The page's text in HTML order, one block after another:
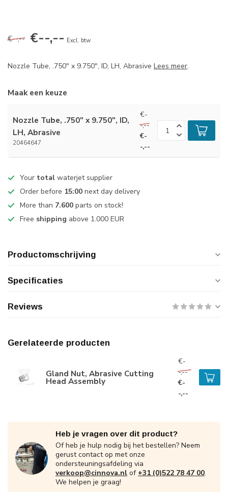
€--,-- €--,-- Excl. btw
Nozzle Tube, .750" x 9.750", ID, LH, Abrasive Lees meer.
Maak een keuze
Nozzle Tube, .750" x 9.750", ID,
LH, Abrasive
20464647
€-
-,--
€-
-,--
Your total waterjet supplier
Order before 15:00 next day delivery
More than 7.600 parts on stock!
Free shipping above 1.000 EUR
Productomschrijving
Specificaties
Reviews
Gerelateerde producten
Gland Nut, Abrasive Cutting
Head Assembly
€-
-,--
€-
-,--
Heb je vragen over dit product?
Of heb je hulp nodig bij het bestellen? Neem
gerust contact op met onze
ondersteuningsafdeling via
verkoop@cinnova.nl of +31 (0)522 78 47 00.
We helpen je graag!